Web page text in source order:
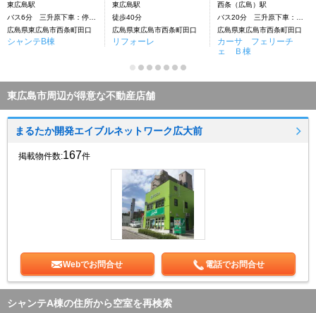
東広島駅
バス6分 三升原下車：停歩7分
広島県東広島市西条町田口
シャンテB棟
東広島駅
徒歩40分
広島県東広島市西条町田口
リフォーレ
西条（広島）駅
バス20分 三升原下車：停歩6分
広島県東広島市西条町田口
カーサ フェリーチ
ェ Ｂ棟
東広島市周辺が得意な不動産店舗
まるたか開発エイブルネットワーク広大前
掲載物件数:167件
Webでお問合せ 電話でお問合せ
シャンテA棟の住所から空室を再検索